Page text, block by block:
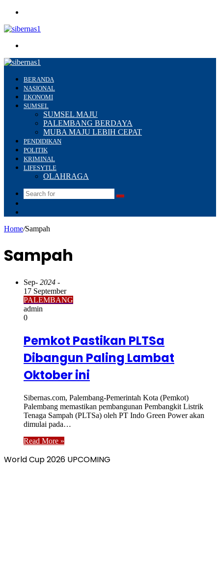
BERANDA
NASIONAL
EKONOMI
SUMSEL
SUMSEL MAJU
PALEMBANG BERDAYA
MUBA MAJU LEBIH CEPAT
PENDIDIKAN
POLITIK
KRIMINAL
LIFESYTLE
OLAHRAGA
Search
Home/Sampah
Sampah
Sep- 2024 -
17 September
PALEMBANG
admin
0
Pemkot Pastikan PLTSa
Dibangun Paling Lambat
Oktober ini
Sibernas.com, Palembang-Pemerintah Kota (Pemkot)
Palembang memastikan pembangunan Pembangkit Listrik
Tenaga Sampah (PLTSa) oleh PT Indo Green Power akan
dimulai pada…
Read More »
World Cup 2026 UPCOMING